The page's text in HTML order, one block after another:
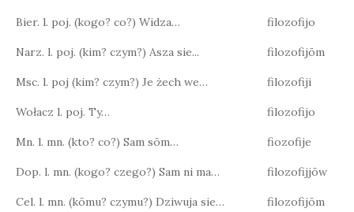
Bier. l. poj. (kogo? co?) Widza… filozofijo
Narz. l. poj. (kim? czym?) Asza sie... filozofijōm
Msc. l. poj (kim? czym?) Je żech we… filozofiji
Wołacz l. poj. Ty… filozofijo
Mn. l. mn. (kto? co?) Sam sōm… fiozofije
Dop. l. mn. (kogo? czego?) Sam ni ma… filozofijjōw
Cel. l. mn. (kōmu? czymu?) Dziwuja sie… filozofijōm